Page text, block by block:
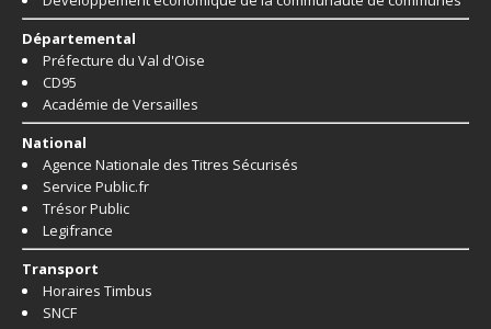
Départemental
Préfecture du Val d'Oise
CD95
Académie de Versailles
National
Agence Nationale des Titres Sécurisés
Service Public.fr
Trésor Public
Legifrance
Transport
Horaires Timbus
SNCF